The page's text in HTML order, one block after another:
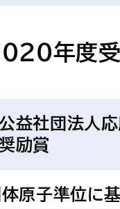
年度
公益社団法人
励賞
体原子準位に